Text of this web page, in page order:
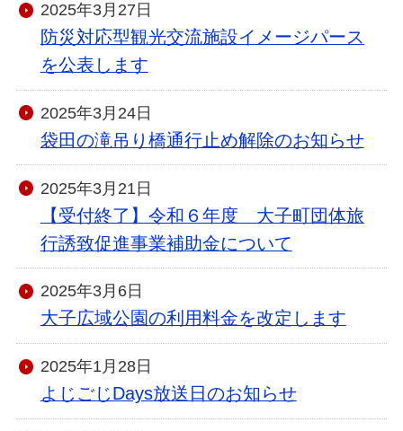
2025年3月27日
防災対応型観光交流施設イメージパース
を公表します
2025年3月24日
袋田の滝吊り橋通行止め解除のお知らせ
2025年3月21日
【受付終了】令和６年度 大子町団体旅
行誘致促進事業補助金について
2025年3月6日
大子広域公園の利用料金を改定します
2025年1月28日
よじごじDays放送日のお知らせ